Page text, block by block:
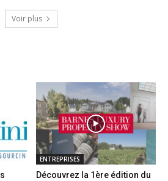
Voir plus
ENTREPRISES
Découvrez la 1ère édition du